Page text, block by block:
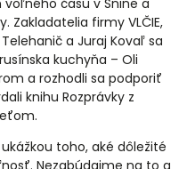
Zakladatelia firmy VLČIE,
a Juraj Kovaľ sa
kuchyňa – Oli
a rozhodli sa podporiť
knihu Rozprávky z
toho, aké dôležité
Nezabúdajme na to a